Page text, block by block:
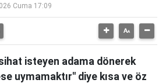
Cuma 17:09
isteyen adama dönerek
uymamaktır" diye kısa ve öz